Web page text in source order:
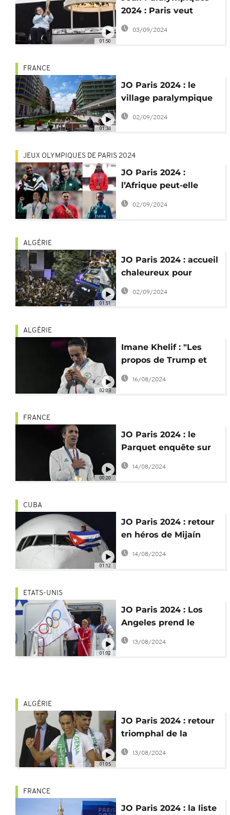
01:50
2024 : Paris veut
promouvoir l'inclusion
des handicapés
03/09/2024
01:34
FRANCE
JO Paris 2024 : le
village paralympique
attend les athlètes
02/09/2024
JEUX OLYMPIQUES DE PARIS 2024
JO Paris 2024 :
l’Afrique peut-elle
améliorer ses
performances pour
02/09/2024
01:51
ALGÉRIE
JO Paris 2024 : accueil
chaleureux pour
Imane Khelif dans sa
ville natale
02/09/2024
02:03
ALGÉRIE
Imane Khelif : "Les
propos de Trump et
de Musk m'ont fait du
mal"
16/08/2024
00:20
FRANCE
JO Paris 2024 : le
Parquet enquête sur
le harcèlement contre
14/08/2024
01:12
CUBA
JO Paris 2024 : retour
en héros de Mijaín
López après sa 5e
14/08/2024
01:02
ETATS-UNIS
JO Paris 2024 : Los
Angeles prend le
relais pour 2028
13/08/2024
01:05
ALGÉRIE
JO Paris 2024 : retour
triomphal de la
boxeuse Imane Khelif
en Algérie
13/08/2024
FRANCE
JO Paris 2024 : la liste